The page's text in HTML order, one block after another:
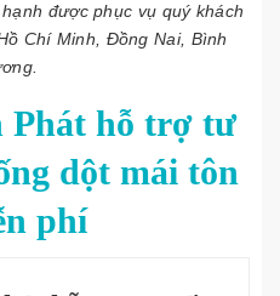
được phục vụ quý khách
Chí Minh, Đồng Nai, Bình
Phát hỗ trợ tư
dột mái tôn
phí